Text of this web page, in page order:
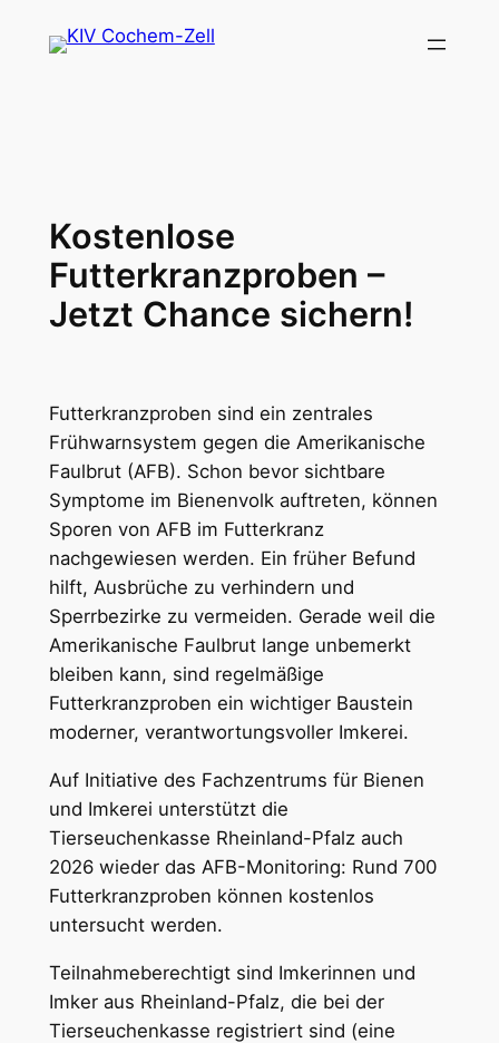
Inhalt
Kostenlose
Futterkranzproben –
Jetzt Chance sichern!
Futterkranzproben sind ein zentrales
Frühwarnsystem gegen die Amerikanische
Faulbrut (AFB). Schon bevor sichtbare
Symptome im Bienenvolk auftreten, können
Sporen von AFB im Futterkranz
nachgewiesen werden. Ein früher Befund
hilft, Ausbrüche zu verhindern und
Sperrbezirke zu vermeiden. Gerade weil die
Amerikanische Faulbrut lange unbemerkt
bleiben kann, sind regelmäßige
Futterkranzproben ein wichtiger Baustein
moderner, verantwortungsvoller Imkerei.
Auf Initiative des Fachzentrums für Bienen
und Imkerei unterstützt die
Tierseuchenkasse Rheinland-Pfalz auch
2026 wieder das AFB-Monitoring: Rund 700
Futterkranzproben können kostenlos
untersucht werden.
Teilnahmeberechtigt sind Imkerinnen und
Imker aus Rheinland-Pfalz, die bei der
Tierseuchenkasse registriert sind (eine